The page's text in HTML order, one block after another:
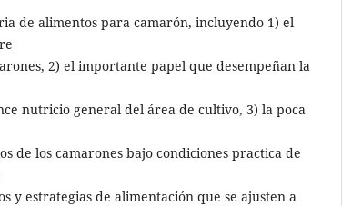
de alimentos para camarón, incluyendo 1) el
2) el importante papel que desempeñan la
nutricio general del área de cultivo, 3) la poca
de los camarones bajo condiciones practica de
y estrategias de alimentación que se ajusten a